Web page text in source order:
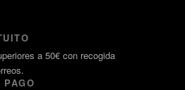
a 50€ con recogida
PAGO